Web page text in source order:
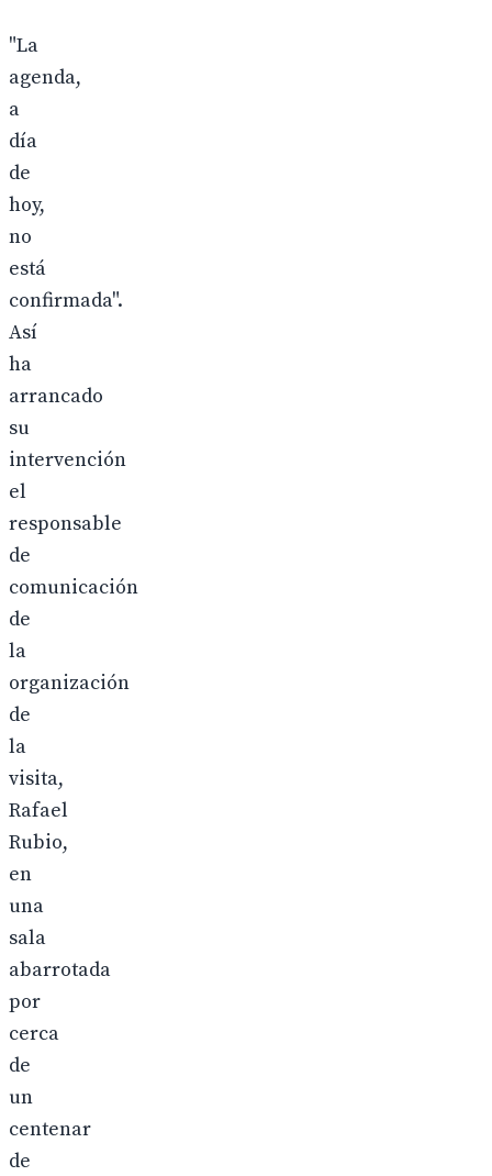
"La
agenda,
a
día
de
hoy,
no
está
confirmada".
Así
ha
arrancado
su
intervención
el
responsable
de
comunicación
de
la
organización
de
la
visita,
Rafael
Rubio,
en
una
sala
abarrotada
por
cerca
de
un
centenar
de